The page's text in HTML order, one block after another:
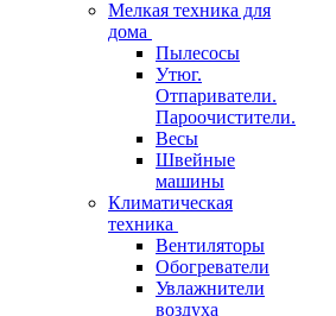
Мелкая техника для
дома
Пылесосы
Утюг.
Отпариватели.
Пароочистители.
Весы
Швейные
машины
Климатическая
техника
Вентиляторы
Обогреватели
Увлажнители
воздуха